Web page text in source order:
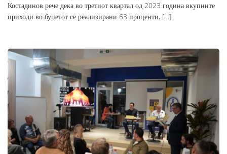
Костадинов рече дека во третиот квартал од 2023 година вкупните
приходи во буџетот се реализирани 63 проценти, […]